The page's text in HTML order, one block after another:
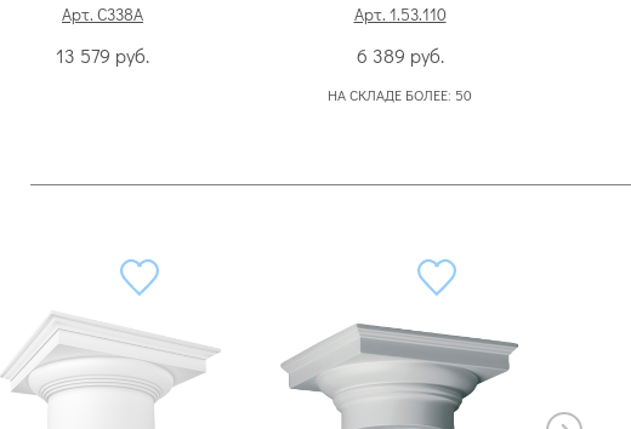
Арт. C338A
13 579 руб.
Арт. 1.53.110
6 389 руб.
НА СКЛАДЕ БОЛЕЕ: 50